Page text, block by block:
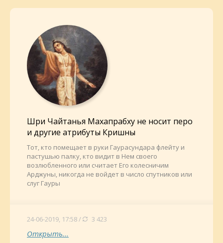
Шри Чайтанья Махапрабху не носит перо
и другие атрибуты Кришны
Тот, кто помещает в руки Гаурасундара флейту и
пастушью палку, кто видит в Нем своего
возлюбленного или считает Его колесничим
Арджуны, никогда не войдет в число спутников или
слуг Гауры
24-06-2019, 17:58 / 3 423
Открыть...